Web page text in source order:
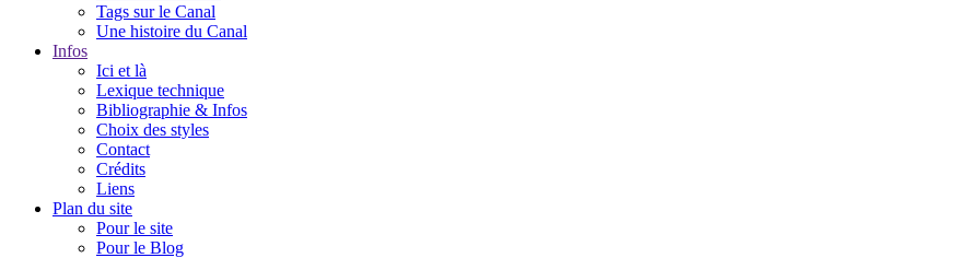
Tags sur le Canal
Une histoire du Canal
Infos
Ici et là
Lexique technique
Bibliographie & Infos
Choix des styles
Contact
Crédits
Liens
Plan du site
Pour le site
Pour le Blog